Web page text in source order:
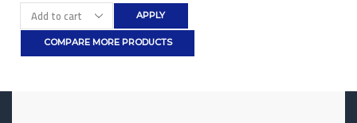
APPLY
COMPARE MORE PRODUCTS